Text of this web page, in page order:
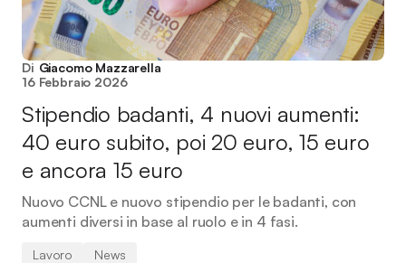
Di Giacomo Mazzarella
16 Febbraio 2026
Stipendio badanti, 4 nuovi aumenti:
40 euro subito, poi 20 euro, 15 euro
e ancora 15 euro
Nuovo CCNL e nuovo stipendio per le badanti, con
aumenti diversi in base al ruolo e in 4 fasi.
Lavoro News